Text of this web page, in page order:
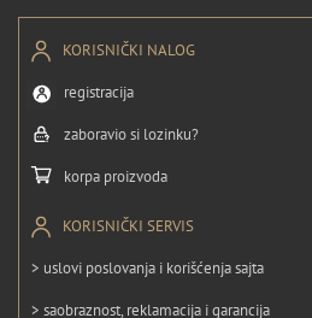
KORISNIČKI NALOG
registracija
zaboravio si lozinku?
korpa proizvoda
KORISNIČKI SERVIS
> uslovi poslovanja i korišćenja sajta
> saobraznost, reklamacija i garancija